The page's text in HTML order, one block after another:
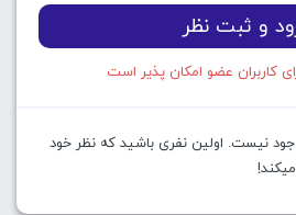
و ثبت نظر
کاربران عضو امکان پذیر است
نیست. اولین نفری باشید که نظر خود
میکند!